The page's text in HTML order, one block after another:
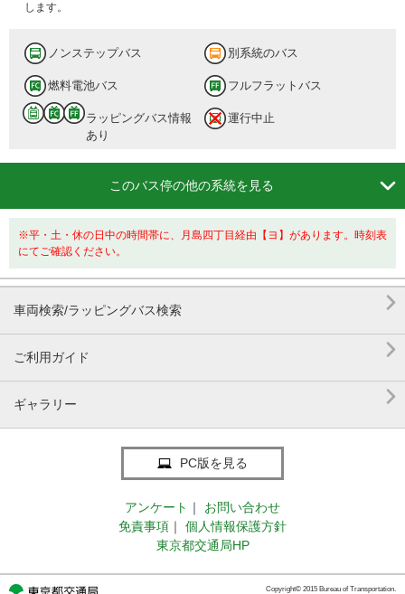
します。
ノンステップバス 別系統のバス
燃料電池バス フルフラットバス
ラッピングバス情報
あり
運行中止
このバス停の他の系統を見る 
※平・土・休の日中の時間帯に、月島四丁目経由【ヨ】があります。時刻表
にてご確認ください。
車両検索/ラッピングバス検索 
ご利用ガイド 
ギャラリー 
PC版を見る
アンケート ｜
お問い合わせ
免責事項 ｜
個人情報保護方針
東京都交通局HP
Copyright© 2015 Bureau of Transportation.